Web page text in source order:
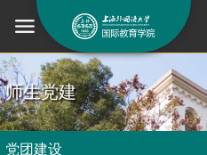
师生党建
党团建设